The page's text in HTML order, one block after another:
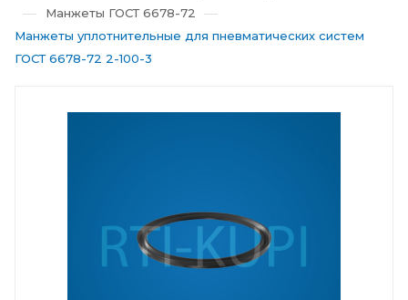
— Манжеты ГОСТ 6678-72 —
Манжеты уплотнительные для пневматических систем
ГОСТ 6678-72 2-100-3